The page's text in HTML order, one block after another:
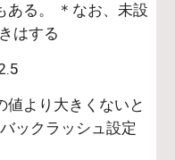
る。 ＊なお、未設
はする
より大きくないと
ックラッシュ設定